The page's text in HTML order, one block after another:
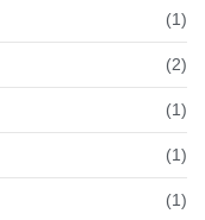
(1)
(2)
(1)
(1)
(1)